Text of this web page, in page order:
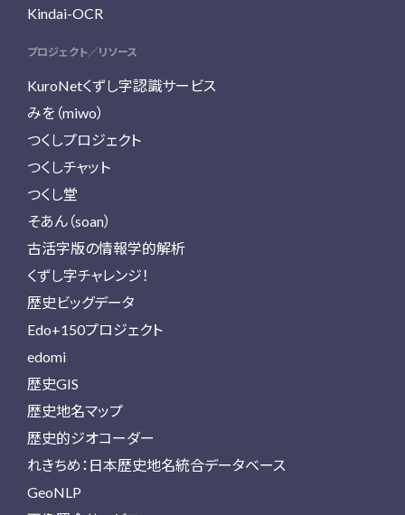
Kindai-OCR
プロジェクト／リソース
KuroNetくずし字認識サービス
みを（miwo）
つくしプロジェクト
つくしチャット
つくし堂
そあん（soan）
古活字版の情報学的解析
くずし字チャレンジ！
歴史ビッグデータ
Edo+150プロジェクト
edomi
歴史GIS
歴史地名マップ
歴史的ジオコーダー
れきちめ：日本歴史地名統合データベース
GeoNLP